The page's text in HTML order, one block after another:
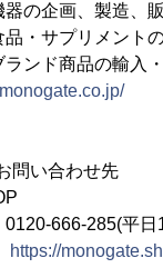
画、製造、販
リメントの
商品の輸入・
問い合わせ先
0120-666-285(平
https://